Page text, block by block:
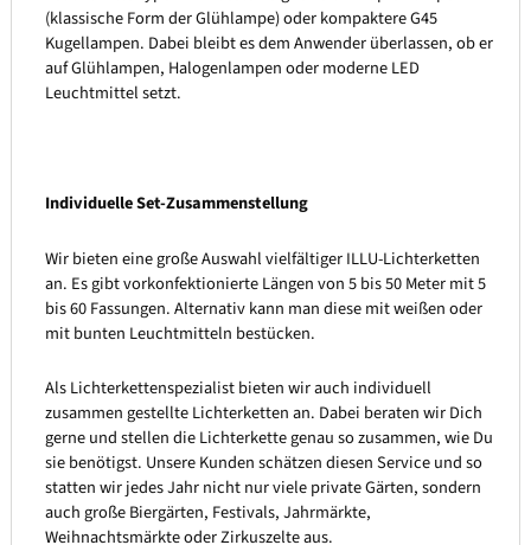
(klassische Form der Glühlampe) oder kompaktere G45
Kugellampen. Dabei bleibt es dem Anwender überlassen, ob er
auf Glühlampen, Halogenlampen oder moderne LED
Leuchtmittel setzt.
Individuelle Set-Zusammenstellung
Wir bieten eine große Auswahl vielfältiger ILLU-Lichterketten
an. Es gibt vorkonfektionierte Längen von 5 bis 50 Meter mit 5
bis 60 Fassungen. Alternativ kann man diese mit weißen oder
mit bunten Leuchtmitteln bestücken.
Als Lichterkettenspezialist bieten wir auch individuell
zusammen gestellte Lichterketten an. Dabei beraten wir Dich
gerne und stellen die Lichterkette genau so zusammen, wie Du
sie benötigst. Unsere Kunden schätzen diesen Service und so
statten wir jedes Jahr nicht nur viele private Gärten, sondern
auch große Biergärten, Festivals, Jahrmärkte,
Weihnachtsmärkte oder Zirkuszelte aus.